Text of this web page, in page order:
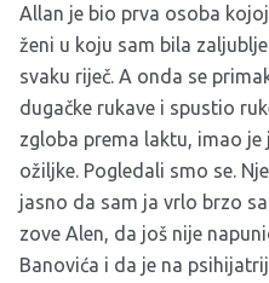
Allan je bio prva osoba
ženi u koju sam bila
svaku riječ. A onda se
dugačke rukave i spustio
zgloba prema laktu, imao je
ožiljke. Pogledali smo se.
jasno da sam ja vrlo brzo
zove Alen, da još nije
Banovića i da je na